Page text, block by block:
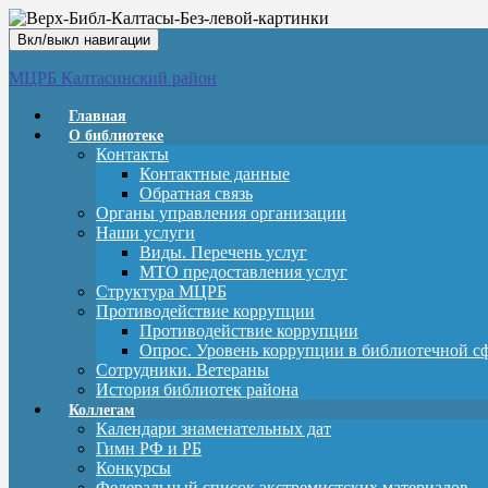
Вкл/выкл навигации
МЦРБ Калтасинский район
Главная
О библиотеке
Контакты
Контактные данные
Обратная связь
Органы управления организации
Наши услуги
Виды. Перечень услуг
МТО предоставления услуг
Структура МЦРБ
Противодействие коррупции
Противодействие коррупции
Опрос. Уровень коррупции в библиотечной
Сотрудники. Ветераны
История библиотек района
Коллегам
Календари знаменательных дат
Гимн РФ и РБ
Конкурсы